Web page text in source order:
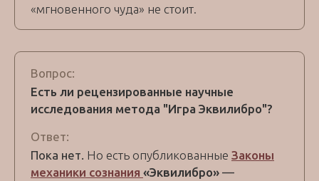
«мгновенного чуда» не стоит.
Вопрос:
Есть ли рецензированные научные
исследования метода "Игра Эквилибро"?
Ответ:
Пока нет. Но есть опубликованные Законы
механики сознания «Эквилибро» —